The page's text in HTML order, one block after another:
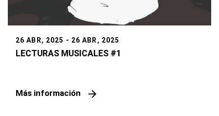
26 ABR, 2025 - 26 ABR, 2025
LECTURAS MUSICALES #1
Más información arrow_forward